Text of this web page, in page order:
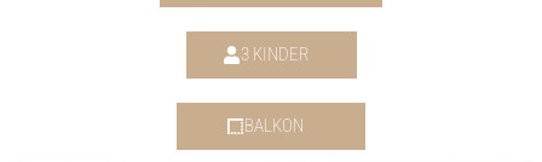
3 KINDER
BALKON